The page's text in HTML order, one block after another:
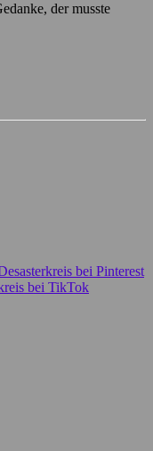
der musste